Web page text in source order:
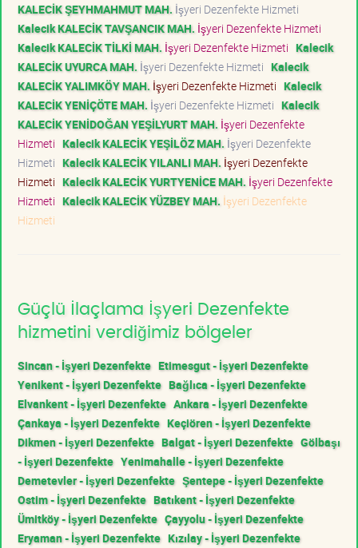
KALECİK ŞEYHMAHMUT MAH. İşyeri Dezenfekte Hizmeti
Kalecik KALECİK TAVŞANCIK MAH. İşyeri Dezenfekte Hizmeti
Kalecik KALECİK TİLKİ MAH. İşyeri Dezenfekte Hizmeti Kalecik
KALECİK UYURCA MAH. İşyeri Dezenfekte Hizmeti Kalecik
KALECİK YALIMKÖY MAH. İşyeri Dezenfekte Hizmeti Kalecik
KALECİK YENİÇÖTE MAH. İşyeri Dezenfekte Hizmeti Kalecik
KALECİK YENİDOĞAN YEŞİLYURT MAH. İşyeri Dezenfekte
Hizmeti Kalecik KALECİK YEŞİLÖZ MAH. İşyeri Dezenfekte
Hizmeti Kalecik KALECİK YILANLI MAH. İşyeri Dezenfekte
Hizmeti Kalecik KALECİK YURTYENİCE MAH. İşyeri Dezenfekte
Hizmeti Kalecik KALECİK YÜZBEY MAH. İşyeri Dezenfekte
Hizmeti
Güçlü İlaçlama İşyeri Dezenfekte
hizmetini verdiğimiz bölgeler
Sincan - İşyeri Dezenfekte Etimesgut - İşyeri Dezenfekte
Yenikent - İşyeri Dezenfekte Bağlıca - İşyeri Dezenfekte
Elvankent - İşyeri Dezenfekte Ankara - İşyeri Dezenfekte
Çankaya - İşyeri Dezenfekte Keçiören - İşyeri Dezenfekte
Dikmen - İşyeri Dezenfekte Balgat - İşyeri Dezenfekte Gölbaşı
- İşyeri Dezenfekte Yenimahalle - İşyeri Dezenfekte
Demetevler - İşyeri Dezenfekte Şentepe - İşyeri Dezenfekte
Ostim - İşyeri Dezenfekte Batıkent - İşyeri Dezenfekte
Ümitköy - İşyeri Dezenfekte Çayyolu - İşyeri Dezenfekte
Eryaman - İşyeri Dezenfekte Kızılay - İşyeri Dezenfekte